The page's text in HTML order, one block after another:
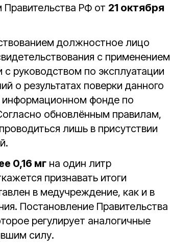
РФ от 21 октября
должностное лицо
с применением
с руководством по эксплуатации
о результатах поверки данного
информационном фонде по
обновлённым правилам,
лишь в присутствии
0,16 мг на один литр
признавать итоги
в медучреждение, как и в
Постановление Правительства
регулирует аналогичные
силу.